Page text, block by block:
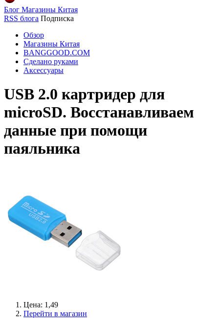
Блог Магазины Китая
RSS блога Подписка
Обзор
Магазины Китая
BANGGOOD.COM
Сделано руками
Аксессуары
USB 2.0 картридер для
microSD. Восстанавливаем
данные при помощи
паяльника
Цена: 1,49
Перейти в магазин